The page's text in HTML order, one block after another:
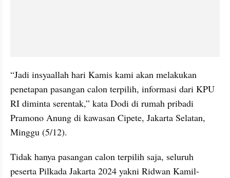
“Jadi insyaallah hari Kamis kami akan melakukan
penetapan pasangan calon terpilih, informasi dari KPU
RI diminta serentak,” kata Dodi di rumah pribadi
Pramono Anung di kawasan Cipete, Jakarta Selatan,
Minggu (5/12).
Tidak hanya pasangan calon terpilih saja, seluruh
peserta Pilkada Jakarta 2024 yakni Ridwan Kamil-